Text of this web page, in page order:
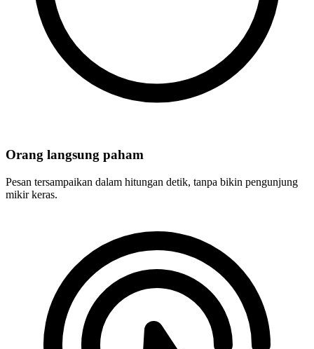
Orang langsung paham
Pesan tersampaikan dalam hitungan detik, tanpa bikin pengunjung
mikir keras.